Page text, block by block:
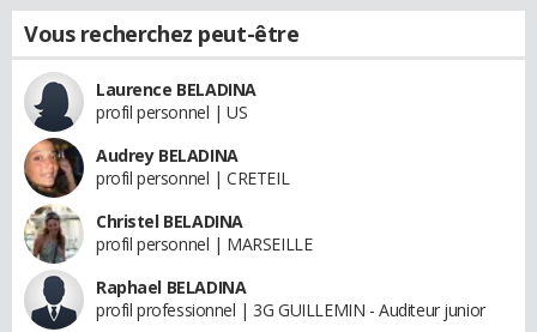
Vous recherchez peut-être
Laurence BELADINA
profil personnel | US
Audrey BELADINA
profil personnel | CRETEIL
Christel BELADINA
profil personnel | MARSEILLE
Raphael BELADINA
profil professionnel | 3G GUILLEMIN - Auditeur junior